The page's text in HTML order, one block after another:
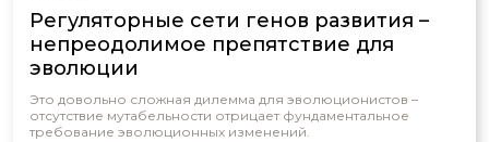
Регуляторные сети генов развития –
непреодолимое препятствие для
эволюции
Это довольно сложная дилемма для эволюционистов –
отсутствие мутабельности отрицает фундаментальное
требование эволюционных изменений.